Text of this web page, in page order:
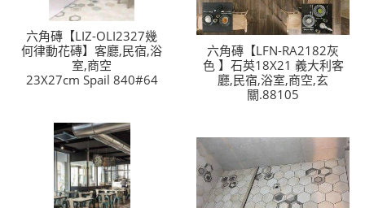
六角磚【LIZ-OLI2327幾
何律動花磚】客廳,民宿,浴
室,商空
23X27cm Spail 840#64
六角磚【LFN-RA2182灰
色 】石英18X21 義大利客
廳,民宿,浴室,商空,玄
關.88105